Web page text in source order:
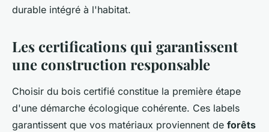
durable intégré à l'habitat.
Les certifications qui garantissent
une construction responsable
Choisir du bois certifié constitue la première étape
d'une démarche écologique cohérente. Ces labels
garantissent que vos matériaux proviennent de forêts